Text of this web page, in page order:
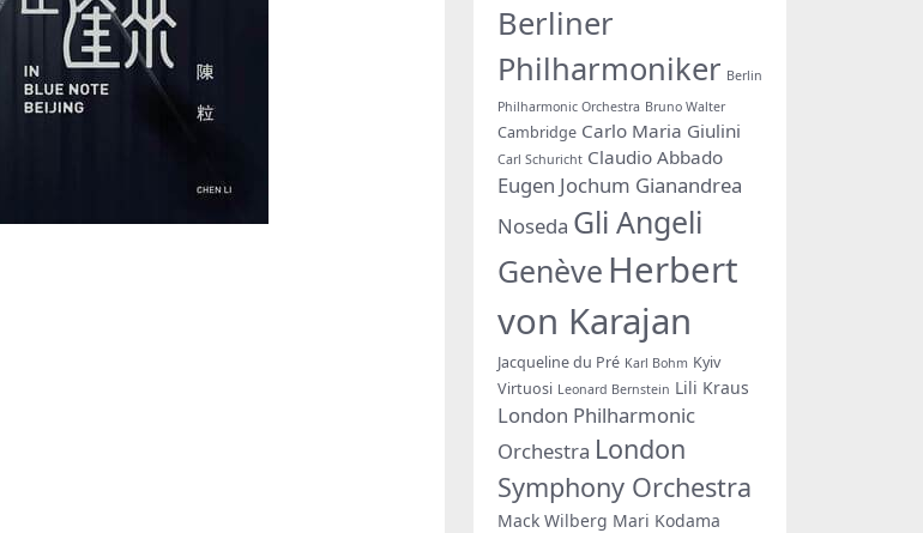
Berliner
Philharmoniker Berlin
Philharmonic Orchestra Bruno Walter
Cambridge Carlo Maria Giulini
Carl Schuricht Claudio Abbado
Eugen Jochum Gianandrea
Noseda Gli Angeli
Genève Herbert
von Karajan
Jacqueline du Pré Karl Bohm Kyiv
Virtuosi Leonard Bernstein Lili Kraus
London Philharmonic
Orchestra London
Symphony Orchestra
Mack Wilberg Mari Kodama